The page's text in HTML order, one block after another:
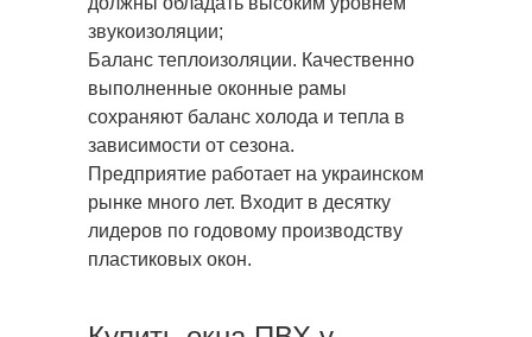
звукоизоляции;
Баланс теплоизоляции. Качественно
выполненные оконные рамы
сохраняют баланс холода и тепла в
зависимости от сезона.
Предприятие работает на украинском
рынке много лет. Входит в десятку
лидеров по годовому производству
пластиковых окон.